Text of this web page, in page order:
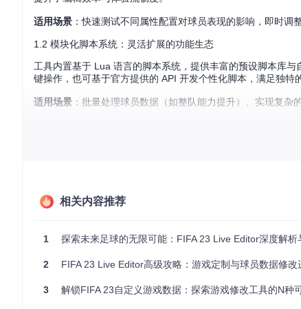
适用场景 ：快速测试不同属性配置对球员表现的影响，即时调
1.2 模块化脚本系统：灵活扩展的功能生态
工具内置基于 Lua 语言的脚本系统，提供丰富的预设脚本库
键操作，也可基于官方提供的 API 开发个性化脚本，满足独特
适用场景 ：批量处理球员数据（如整队能力提升）、实现复杂
工具提供模块化的模组管理系统，官方及社区开发者可通过
2. 应用场景：解锁个性化游戏体验
2.1 球员培养：打造专属梦幻阵容
通过工具的球员属性编辑功能，玩家可根据战术需求调整球
脚本，可确保核心球员长期留队，构建稳定的阵容体系。此
适用场景：组建个人专属俱乐部、培养传奇球员、定制特色球队
相关内容推荐
1 探索未来足球的无限可能：FIFA 23 Live Editor深度解析
2 FIFA 23 Live Editor高级攻略：游戏定制与球员数据修改
3 解锁FIFA 23自定义游戏数据：探索游戏修改工具的N种